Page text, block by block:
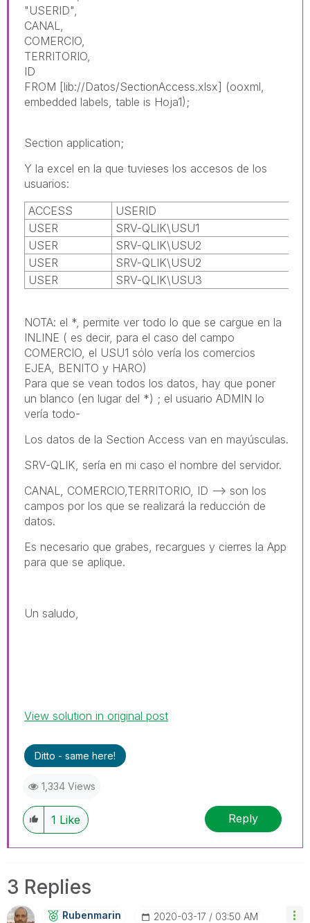
"USERID",
CANAL,
COMERCIO,
TERRITORIO,
ID
FROM [lib://Datos/SectionAccess.xlsx] (ooxml,
embedded labels, table is Hoja1);
Section application;
Y la excel en la que tuvieses los accesos de los
usuarios:
ACCESS
USERID
USER
SRV-QLIK\USU1
USER
SRV-QLIK\USU2
USER
SRV-QLIK\USU2
USER
SRV-QLIK\USU3
NOTA: el *, permite ver todo lo que se cargue en la
INLINE ( es decir, para el caso del campo
COMERCIO, el USU1 sólo vería los comercios
EJEA, BENITO y HARO)
Para que se vean todos los datos, hay que poner
un blanco (en lugar del *) ; el usuario ADMIN lo
vería todo-
Los datos de la Section Access van en mayúsculas.
SRV-QLIK, sería en mi caso el nombre del servidor.
CANAL, COMERCIO,TERRITORIO, ID --> son los
campos por los que se realizará la reducción de
datos.
Es necesario que grabes, recargues y cierres la App
para que se aplique.
Un saludo,
View solution in original post
Ditto - same here!
1,334 Views
1 Like Reply
3 Replies
Rubenmarin ‎2020-03-17 03:50 AM